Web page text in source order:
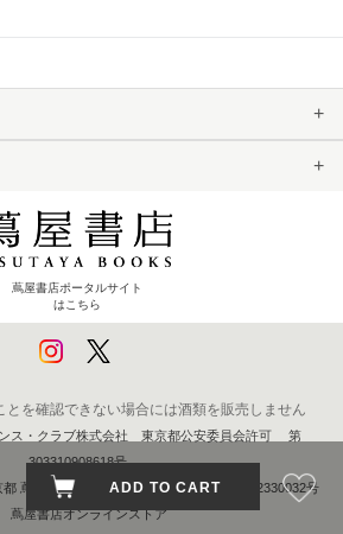
ADD TO CART
蔦屋書店ポータルサイト
はこちら
とを確認できない場合には酒類を販売しません
ンス・クラブ株式会社 東京都公安委員会許可 第
303310908618号
都 蔦屋書店) 京都府公安委員会 第611262330032号
蔦屋書店オンラインストア